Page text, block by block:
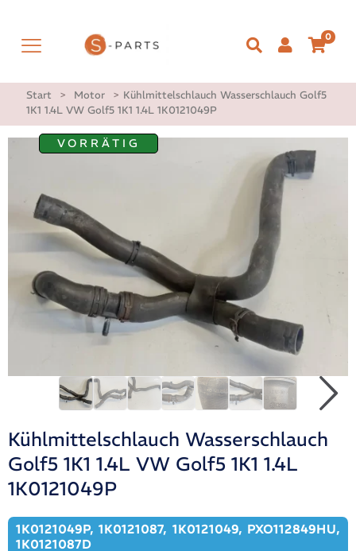
0
Start > Motor > Kühlmittelschlauch Wasserschlauch Golf5
1K1 1.4L VW Golf5 1K1 1.4L 1K0121049P
VORRÄTIG
Kühlmittelschlauch Wasserschlauch
Golf5 1K1 1.4L VW Golf5 1K1 1.4L
1K0121049P
1K0121049P, 1K0121087, 1K0121049, PXO112849HU,
1K0121087D